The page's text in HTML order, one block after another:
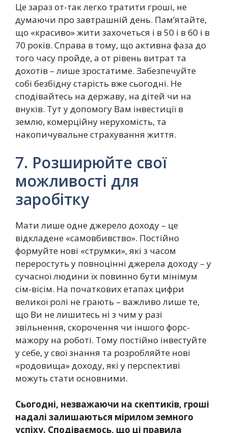
Це зараз от-так легко тратити гроші, не
думаючи про завтрашній день. Пам’ятайте,
що «красиво» жити захочеться і в 50 і в 60 і в
70 років. Справа в тому, що активна фаза до
того часу пройде, а от рівень витрат та
дохотів – лише зростатиме. Забезпечуйте
собі безбідну старість вже сьогодні. Не
сподівайтесь на державу, на дітей чи на
внуків. Тут у допомогу Вам інвестиції в
землю, комерційну нерухомість, та
накопичувальне страхування життя.
7. Розширюйте свої
можливості для
заробітку
Мати лише одне джерело доходу – це
відкладене «самовбивство». Постійно
формуйте нові «струмки», які з часом
переростуть у повноцінні джерела доходу – у
сучасної людини їх повинно бути мінімум
сім-вісім. На початкових етапах цифри
великої ролі не грають – важливо лише те,
що Ви не лишитесь ні з чим у разі
звільнення, скорочення чи іншого форс-
мажору на роботі. Тому постійно інвестуйте
у себе, у свої знання та розробляйте нові
«родовища» доходу, які у перспективі
можуть стати основними.
Сьогодні, незважаючи на скептиків, гроші
надалі залишаються мірилом земного
успіху. Сподіваємось, що ці правила